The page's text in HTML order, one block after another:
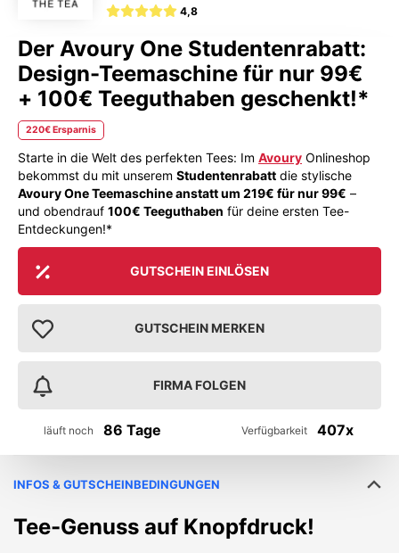
4,8
Der Avoury One Studentenrabatt:
Design-Teemaschine für nur 99€
+ 100€ Teeguthaben geschenkt!*
220€ Ersparnis
Starte in die Welt des perfekten Tees: Im Avoury Onlineshop
bekommst du mit unserem Studentenrabatt die stylische
Avoury One Teemaschine anstatt um 219€ für nur 99€ –
und obendrauf 100€ Teeguthaben für deine ersten Tee-
Entdeckungen!*
GUTSCHEIN EINLÖSEN
GUTSCHEIN MERKEN
FIRMA FOLGEN
läuft noch 86 Tage Verfügbarkeit 407x
INFOS & GUTSCHEINBEDINGUNGEN
Tee-Genuss auf Knopfdruck!